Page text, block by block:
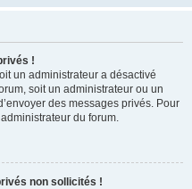
!
un administrateur a désactivé
soit un administrateur ou un
des messages privés. Pour
du forum.
non sollicités !